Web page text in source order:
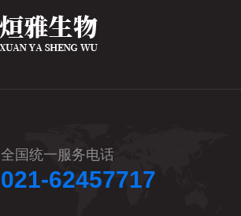
全国统一服务电话
021-62457717